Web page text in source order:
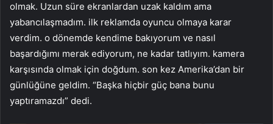
olmak. Uzun süre ekranlardan uzak kaldım ama
yabancılaşmadım. ilk reklamda oyuncu olmaya karar
verdim. o dönemde kendime bakıyorum ve nasıl
başardığımı merak ediyorum, ne kadar tatlıyım. kamera
karşısında olmak için doğdum. son kez Amerika’dan bir
günlüğüne geldim. “Başka hiçbir güç bana bunu
yaptıramazdı” dedi.